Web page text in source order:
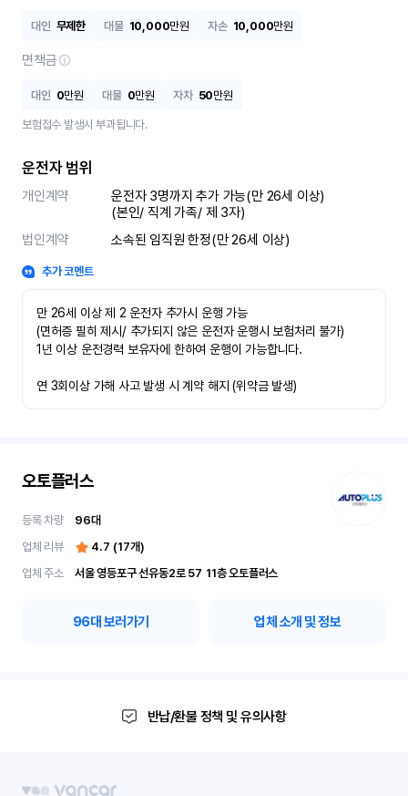
대인 무제한 대물 10,000만원 자손 10,000만원
면책금
대인 0만원 대물 0만원 자차 50만원
보험접수 발생시 부과됩니다.
운전자 범위
개인계약
운전자 3명까지 추가 가능(만 26세 이상)
(본인/ 직계 가족/ 제 3자)
법인계약
소속된 임직원 한정(만 26세 이상)
추가 코멘트
만 26세 이상 제 2 운전자 추가시 운행 가능
(면허증 필히 제시/ 추가되지 않은 운전자 운행시 보험처리 불가)
1년 이상 운전경력 보유자에 한하여 운행이 가능합니다.
연 3회이상 가해 사고 발생 시 계약 해지 (위약금 발생)
오토플러스
등록 차량 96대
업체 리뷰
4.7 (17개)
업체 주소
서울 영등포구 선유동2로 57	11층 오토플러스
96대 보러가기 업체 소개 및 정보
반납/환불 정책 및 유의사항